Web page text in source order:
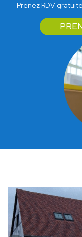
Prenez RDV